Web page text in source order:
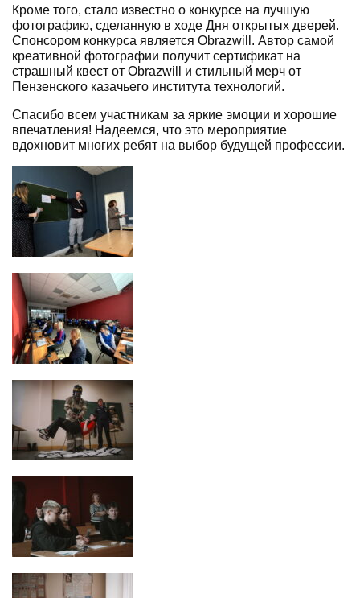
Кроме того, стало известно о конкурсе на лучшую
фотографию, сделанную в ходе Дня открытых дверей.
Спонсором конкурса является Obrazwill. Автор самой
креативной фотографии получит сертификат на
страшный квест от Obrazwill и стильный мерч от
Пензенского казачьего института технологий.
Спасибо всем участникам за яркие эмоции и хорошие
впечатления! Надеемся, что это мероприятие
вдохновит многих ребят на выбор будущей профессии.